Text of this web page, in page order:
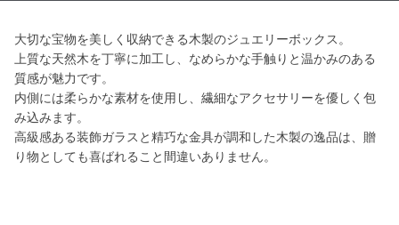
大切な宝物を美しく収納できる木製のジュエリーボックス。
上質な天然木を丁寧に加工し、なめらかな手触りと温かみのある
質感が魅力です。
内側には柔らかな素材を使用し、繊細なアクセサリーを優しく包
み込みます。
高級感ある装飾ガラスと精巧な金具が調和した木製の逸品は、贈
り物としても喜ばれること間違いありません。